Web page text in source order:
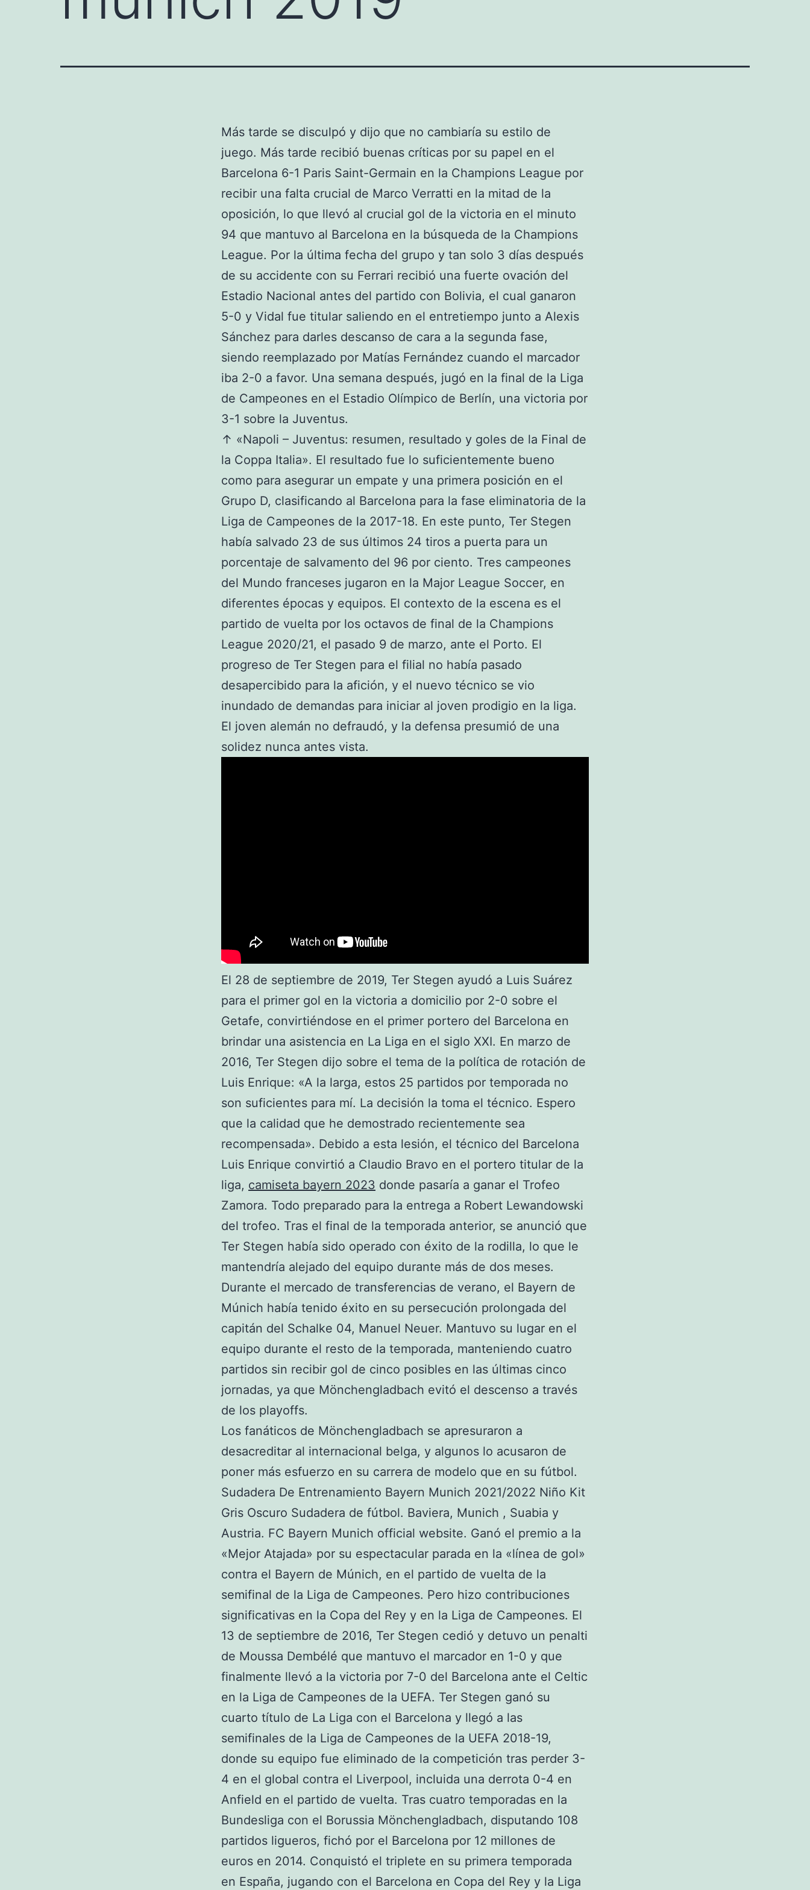
Más tarde se disculpó y dijo que no cambiaría su estilo de
juego. Más tarde recibió buenas críticas por su papel en el
Barcelona 6-1 Paris Saint-Germain en la Champions League por
recibir una falta crucial de Marco Verratti en la mitad de la
oposición, lo que llevó al crucial gol de la victoria en el minuto
94 que mantuvo al Barcelona en la búsqueda de la Champions
League. Por la última fecha del grupo y tan solo 3 días después
de su accidente con su Ferrari recibió una fuerte ovación del
Estadio Nacional antes del partido con Bolivia, el cual ganaron
5-0 y Vidal fue titular saliendo en el entretiempo junto a Alexis
Sánchez para darles descanso de cara a la segunda fase,
siendo reemplazado por Matías Fernández cuando el marcador
iba 2-0 a favor. Una semana después, jugó en la final de la Liga
de Campeones en el Estadio Olímpico de Berlín, una victoria por
3-1 sobre la Juventus.
↑ «Napoli – Juventus: resumen, resultado y goles de la Final de
la Coppa Italia». El resultado fue lo suficientemente bueno
como para asegurar un empate y una primera posición en el
Grupo D, clasificando al Barcelona para la fase eliminatoria de la
Liga de Campeones de la 2017-18. En este punto, Ter Stegen
había salvado 23 de sus últimos 24 tiros a puerta para un
porcentaje de salvamento del 96 por ciento. Tres campeones
del Mundo franceses jugaron en la Major League Soccer, en
diferentes épocas y equipos. El contexto de la escena es el
partido de vuelta por los octavos de final de la Champions
League 2020/21, el pasado 9 de marzo, ante el Porto. El
progreso de Ter Stegen para el filial no había pasado
desapercibido para la afición, y el nuevo técnico se vio
inundado de demandas para iniciar al joven prodigio en la liga.
El joven alemán no defraudó, y la defensa presumió de una
solidez nunca antes vista.
El 28 de septiembre de 2019, Ter Stegen ayudó a Luis Suárez
para el primer gol en la victoria a domicilio por 2-0 sobre el
Getafe, convirtiéndose en el primer portero del Barcelona en
brindar una asistencia en La Liga en el siglo XXI. En marzo de
2016, Ter Stegen dijo sobre el tema de la política de rotación de
Luis Enrique: «A la larga, estos 25 partidos por temporada no
son suficientes para mí. La decisión la toma el técnico. Espero
que la calidad que he demostrado recientemente sea
recompensada». Debido a esta lesión, el técnico del Barcelona
Luis Enrique convirtió a Claudio Bravo en el portero titular de la
liga, camiseta bayern 2023 donde pasaría a ganar el Trofeo
Zamora. Todo preparado para la entrega a Robert Lewandowski
del trofeo. Tras el final de la temporada anterior, se anunció que
Ter Stegen había sido operado con éxito de la rodilla, lo que le
mantendría alejado del equipo durante más de dos meses.
Durante el mercado de transferencias de verano, el Bayern de
Múnich había tenido éxito en su persecución prolongada del
capitán del Schalke 04, Manuel Neuer. Mantuvo su lugar en el
equipo durante el resto de la temporada, manteniendo cuatro
partidos sin recibir gol de cinco posibles en las últimas cinco
jornadas, ya que Mönchengladbach evitó el descenso a través
de los playoffs.
Los fanáticos de Mönchengladbach se apresuraron a
desacreditar al internacional belga, y algunos lo acusaron de
poner más esfuerzo en su carrera de modelo que en su fútbol.
Sudadera De Entrenamiento Bayern Munich 2021/2022 Niño Kit
Gris Oscuro Sudadera de fútbol. Baviera, Munich , Suabia y
Austria. FC Bayern Munich official website. Ganó el premio a la
«Mejor Atajada» por su espectacular parada en la «línea de gol»
contra el Bayern de Múnich, en el partido de vuelta de la
semifinal de la Liga de Campeones. Pero hizo contribuciones
significativas en la Copa del Rey y en la Liga de Campeones. El
13 de septiembre de 2016, Ter Stegen cedió y detuvo un penalti
de Moussa Dembélé que mantuvo el marcador en 1-0 y que
finalmente llevó a la victoria por 7-0 del Barcelona ante el Celtic
en la Liga de Campeones de la UEFA. Ter Stegen ganó su
cuarto título de La Liga con el Barcelona y llegó a las
semifinales de la Liga de Campeones de la UEFA 2018-19,
donde su equipo fue eliminado de la competición tras perder 3-
4 en el global contra el Liverpool, incluida una derrota 0-4 en
Anfield en el partido de vuelta. Tras cuatro temporadas en la
Bundesliga con el Borussia Mönchengladbach, disputando 108
partidos ligueros, fichó por el Barcelona por 12 millones de
euros en 2014. Conquistó el triplete en su primera temporada
en España, jugando con el Barcelona en Copa del Rey y la Liga